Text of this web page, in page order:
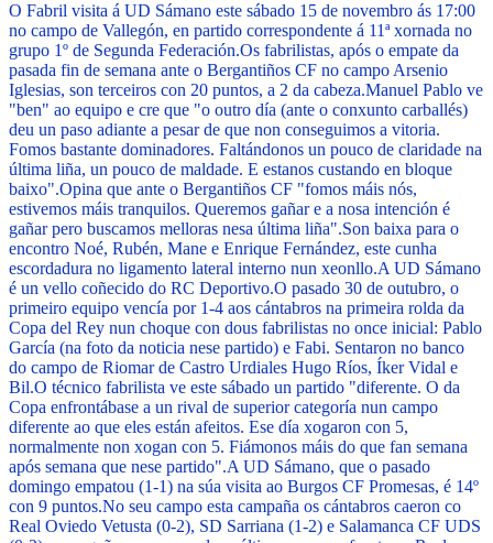
O Fabril visita á UD Sámano este sábado 15 de novembro ás 17:00
no campo de Vallegón, en partido correspondente á 11ª xornada no
grupo 1º de Segunda Federación.Os fabrilistas, após o empate da
pasada fin de semana ante o Bergantiños CF no campo Arsenio
Iglesias, son terceiros con 20 puntos, a 2 da cabeza.Manuel Pablo ve
"ben" ao equipo e cre que "o outro día (ante o conxunto carballés)
deu un paso adiante a pesar de que non conseguimos a vitoria.
Fomos bastante dominadores. Faltándonos un pouco de claridade na
última liña, un pouco de maldade. E estanos custando en bloque
baixo".Opina que ante o Bergantiños CF "fomos máis nós,
estivemos máis tranquilos. Queremos gañar e a nosa intención é
gañar pero buscamos melloras nesa última liña".Son baixa para o
encontro Noé, Rubén, Mane e Enrique Fernández, este cunha
escordadura no ligamento lateral interno nun xeonllo.A UD Sámano
é un vello coñecido do RC Deportivo.O pasado 30 de outubro, o
primeiro equipo vencía por 1-4 aos cántabros na primeira rolda da
Copa del Rey nun choque con dous fabrilistas no once inicial: Pablo
García (na foto da noticia nese partido) e Fabi. Sentaron no banco
do campo de Riomar de Castro Urdiales Hugo Ríos, Íker Vidal e
Bil.O técnico fabrilista ve este sábado un partido "diferente. O da
Copa enfrontábase a un rival de superior categoría nun campo
diferente ao que eles están afeitos. Ese día xogaron con 5,
normalmente non xogan con 5. Fiámonos máis do que fan semana
após semana que nese partido".A UD Sámano, que o pasado
domingo empatou (1-1) na súa visita ao Burgos CF Promesas, é 14º
con 9 puntos.No seu campo esta campaña os cántabros caeron co
Real Oviedo Vetusta (0-2), SD Sarriana (1-2) e Salamanca CF UDS